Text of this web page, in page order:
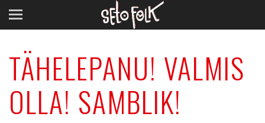
TÄHELEPANU! VALMIS
OLLA! SAMBLIK!